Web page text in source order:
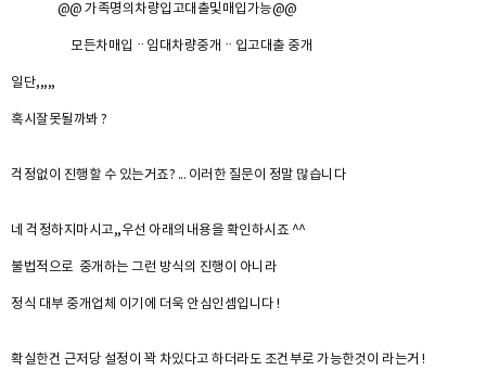
@@ 가족명의차량입고대출및매입가능@@
모든차매입ᆢ임대차량중개ᆢ입고대출 중개
일단,,,,,
혹시잘못될까봐 ?
걱정없이 진행할 수 있는거죠? ... 이러한 질문이 정말 많습니다
네 걱정하지마시고,,우선 아래의내용을 확인하시죠 ^^
불법적으로 중개하는 그런 방식의 진행이 아니라
정식 대부 중개업체 이기에 더욱 안심인셈입니다 !
확실한건 근저당 설정이 꽉 차있다고 하더라도 조건부로 가능한것이 라는거 !